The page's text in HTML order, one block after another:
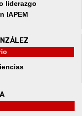
liderazgo
IAPEM